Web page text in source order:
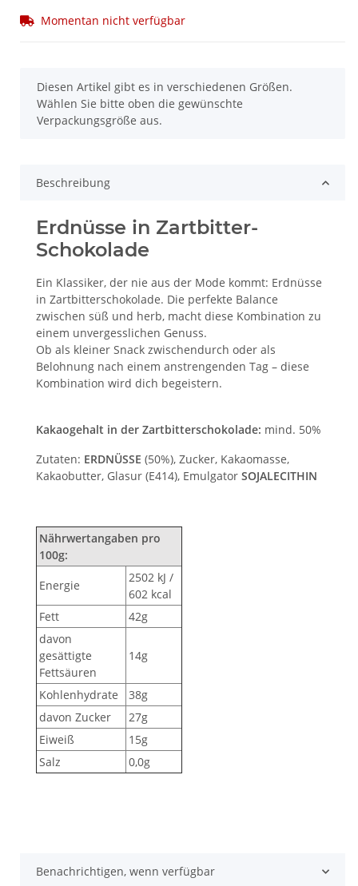
Momentan nicht verfügbar
x
Diesen Artikel gibt es in verschiedenen Größen.
Wählen Sie bitte oben die gewünschte
Verpackungsgröße aus.
Beschreibung
Erdnüsse in Zartbitter-
Schokolade
Ein Klassiker, der nie aus der Mode kommt: Erdnüsse
in Zartbitterschokolade. Die perfekte Balance
zwischen süß und herb, macht diese Kombination zu
einem unvergesslichen Genuss.
Ob als kleiner Snack zwischendurch oder als
Belohnung nach einem anstrengenden Tag – diese
Kombination wird dich begeistern.
Kakaogehalt in der Zartbitterschokolade: mind. 50%
Zutaten: ERDNÜSSE (50%), Zucker, Kakaomasse,
Kakaobutter, Glasur (E414), Emulgator SOJALECITHIN
Nährwertangaben pro
100g:
Energie
2502 kJ /
602 kcal
Fett
42g
davon
gesättigte
Fettsäuren
14g
Kohlenhydrate
38g
davon Zucker
27g
Eiweiß
15g
Salz
0,0g
Benachrichtigen, wenn verfügbar